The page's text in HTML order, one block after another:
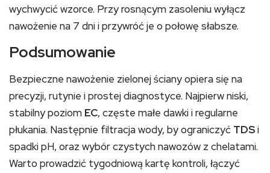
wychwycić wzorce. Przy rosnącym zasoleniu wyłącz
nawożenie na 7 dni i przywróć je o połowę słabsze.
Podsumowanie
Bezpieczne nawożenie zielonej ściany opiera się na
precyzji, rutynie i prostej diagnostyce. Najpierw niski,
stabilny poziom EC, częste małe dawki i regularne
płukania. Następnie filtracja wody, by ograniczyć TDSi
spadki pH, oraz wybór czystych nawozów z chelatami.
Warto prowadzić tygodniową kartę kontroli, łączyć